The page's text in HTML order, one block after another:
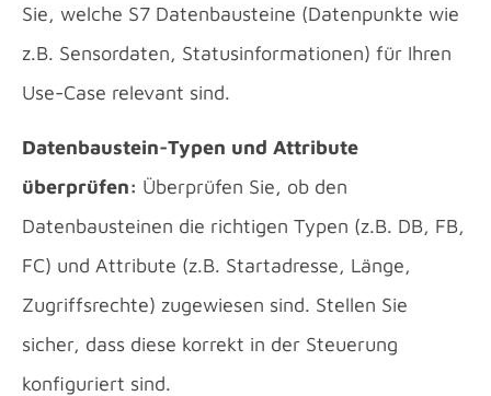
Sie, welche S7 Datenbausteine (Datenpunkte wie
z.B. Sensordaten, Statusinformationen) für Ihren
Use-Case relevant sind.
Datenbaustein-Typen und Attribute
überprüfen: Überprüfen Sie, ob den
Datenbausteinen die richtigen Typen (z.B. DB, FB,
FC) und Attribute (z.B. Startadresse, Länge,
Zugriffsrechte) zugewiesen sind. Stellen Sie
sicher, dass diese korrekt in der Steuerung
konfiguriert sind.